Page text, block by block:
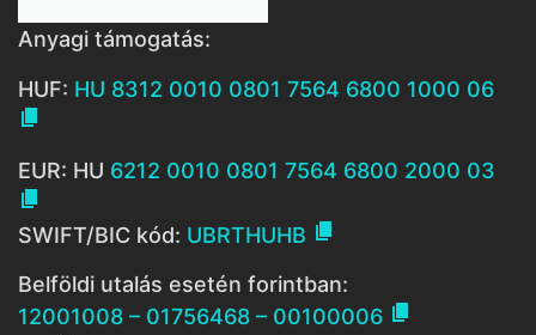
Anyagi támogatás:
HUF: HU 8312 0010 0801 7564 6800 1000 06

EUR: HU 6212 0010 0801 7564 6800 2000 03

SWIFT/BIC kód: UBRTHUHB 
Belföldi utalás esetén forintban:
12001008 – 01756468 – 00100006 